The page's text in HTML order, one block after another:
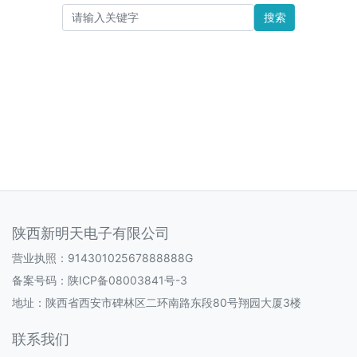
搜索
陕西新明天电子有限公司
营业执照：91430102567888888G
备案号码： 陕ICP备08003841号-3
地址：陕西省西安市碑林区二环南路东段80号翔园大厦3楼
联系我们